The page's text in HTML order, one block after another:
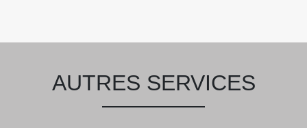
AUTRES SERVICES